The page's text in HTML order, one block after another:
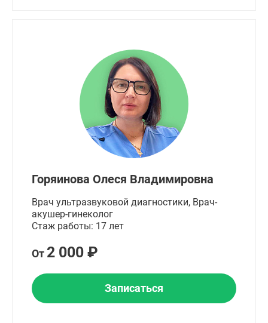
Горяинова Олеся Владимировна
Врач ультразвуковой диагностики, Врач-
акушер-гинеколог
Стаж работы: 17 лет
От 2 000 ₽
Записаться